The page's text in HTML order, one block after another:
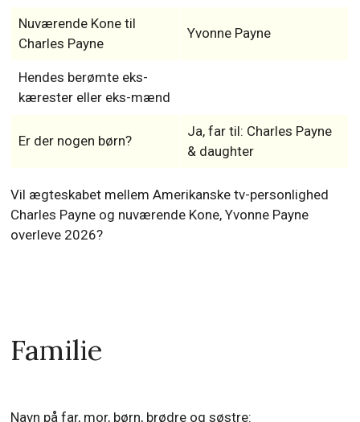
Nuværende Kone til
Charles Payne
Yvonne Payne
Hendes berømte eks-
kærester eller eks-mænd
Er der nogen børn?
Ja, far til: Charles Payne
& daughter
Vil ægteskabet mellem Amerikanske tv-personlighed
Charles Payne og nuværende Kone, Yvonne Payne
overleve 2026?
Familie
Navn på far, mor, børn, brødre og søstre: